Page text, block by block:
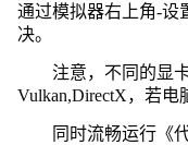
通过模拟器右上角-设
决。
注意，不同的显
Vulkan,DirectX，若电
同时流畅运行《